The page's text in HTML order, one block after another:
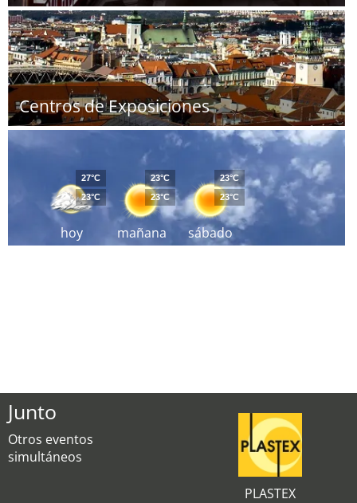
Centros de Exposiciones
hoy
27°C
23°C
mañana
23°C
23°C
sábado
23°C
23°C
Junto
Otros eventos
simultáneos
PLASTEX